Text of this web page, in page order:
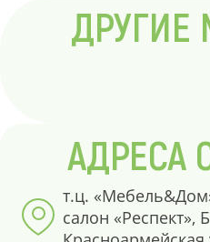
ДРУГИЕ
АДРЕСА
т.ц.
салон «Респект»,